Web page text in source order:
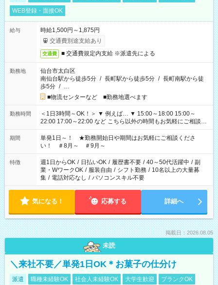
WEB登録・面接OK
給与
時給1,500円～1,875円
交通費別途支給あり
交通費 ■ 交通費規定内支給 ※派遣先による
勤務地
仙台市太白区
南仙台駅から徒歩5分 / 長町駅から徒歩5分 / 長町南駅から徒
歩5分 / …
■物流センターなど ■勤務地選べます
勤務時間
＜1日3時間～OK！＞ ▼ 例えば… ▼ 15:00～18:00 15:00～
22:00 17:00～22:00 など こちら以外の時間もお気軽にご相談く
ださい！
期間
単発1日～！ ★勤務開始日や期間はお気軽にご相談くださ
い！ ＃8月～ ＃9月～
特徴 週1日からOK / 日払いOK / 履歴書不要 / 40～50代活躍中 / 副
業・WワークOK / 服装自由 / シフト勤務 / 10名以上の大量募
集 / 電話対応なし / パソコンスキル不要
気になる！ 応募する 詳細へ
掲載日：2026.08.05
未読
＼来社不要／単発1日OK＊お菓子の仕分け
派遣 職種未経験OK 社会人未経験OK 大学生歓迎
ブランクOK